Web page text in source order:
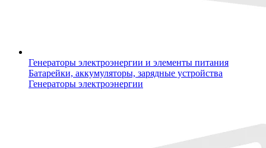
Генераторы электроэнергии и элементы питания
Батарейки, аккумуляторы, зарядные устройства
Генераторы электроэнергии